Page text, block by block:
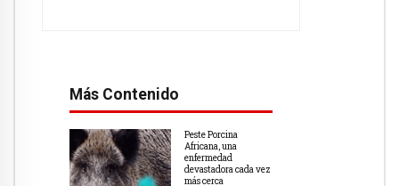
Más Contenido
Peste Porcina
Africana, una
enfermedad
devastadora cada vez
más cerca